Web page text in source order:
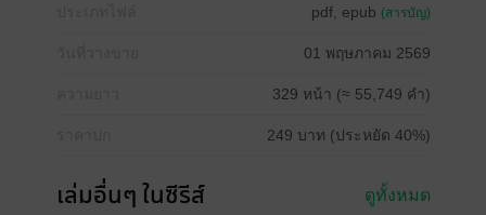
pdf, epub (สารบัญ)
01 พฤษภาคม 2569
329 หน้า (≈ 55,749 คำ)
249 บาท (ประหยัด 40%)
เล่มอื่นๆ ในซีรีส์ ดูทั้งหมด